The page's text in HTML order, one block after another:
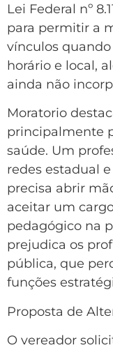
Lei Federal nº
para permitir a
vínculos
horário e local,
ainda não
Moratorio
principalmente
saúde. Um
redes estadual
precisa abrir
aceitar um
pedagógico na
prejudica os
pública, que
funções
Proposta de
O vereador